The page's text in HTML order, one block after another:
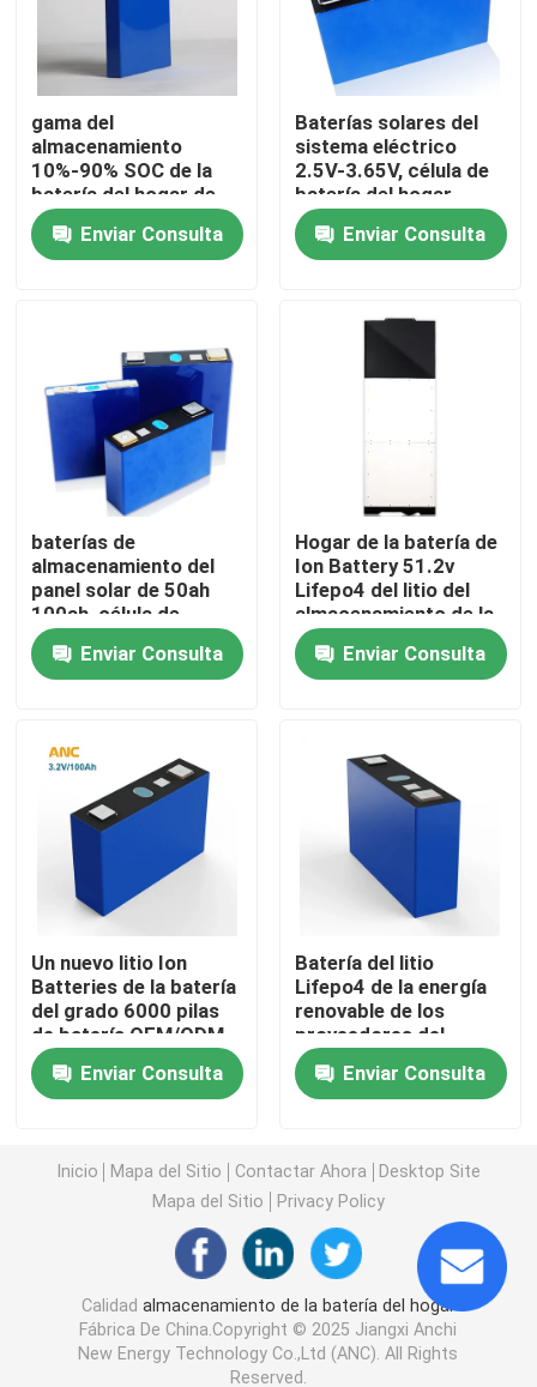
Inicio
Productos
Visita a la fábrica
Control de Calidad
Contacto
noticias
Todos los casos
almacenamiento de la batería del hogar
Sistemas de almacenamiento de baterías
Sistemas comerciales de almacenamiento de baterías
batería de 48v Lifepo4
batería del carro de golf 48V
Batería de almacenamiento de energía solar
Batería de litio del almacenamiento de energía
Batería de almacenamiento LiFePO4
gama del
almacenamiento
10%-90% SOC de la
batería del hogar de
23x140x160m m
Enviar Consulta
Baterías solares del
sistema eléctrico
2.5V-3.65V, célula de
batería del hogar
Lifepo4
Enviar Consulta
baterías de
almacenamiento del
panel solar de 50ah
100ah, célula de
batería de los
almacenamientos de
energía Lifepo4
Enviar Consulta
Hogar de la batería de
Ion Battery 51.2v
Lifepo4 del litio del
almacenamiento de la
batería del hogar solar
Enviar Consulta
Un nuevo litio Ion
Batteries de la batería
del grado 6000 pilas
de batería OEM/ODM
de los ciclos 3.2v
55Ah LiFePO4 de las
épocas
Enviar Consulta
Batería del litio
Lifepo4 de la energía
renovable de los
proveedores del
almacenamiento de
Global Energy
Enviar Consulta
Inicio Mapa del Sitio Contactar Ahora
Desktop Site
Mapa del Sitio
Privacy Policy
Calidad almacenamiento de la batería del hogar
Fábrica De China.Copyright © 2025 Jiangxi Anchi
New Energy Technology Co.,Ltd (ANC). All Rights
Reserved.